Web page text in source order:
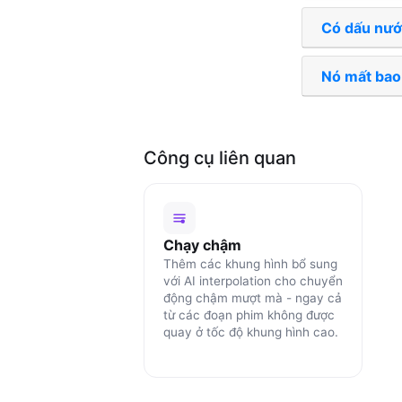
Có dấu
Nó mất
Công cụ liên quan
Chạy chậm
Thêm các khung hình bổ sung
với AI interpolation cho chuyển
động chậm mượt mà - ngay cả
từ các đoạn phim không được
quay ở tốc độ khung hình cao.